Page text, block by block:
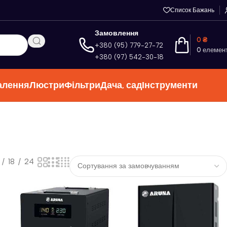
Список Бажань
Замовлення
+380 (95) 779-27-72
+380 (97) 542-30-18
0
0 ₴
ЛюстриФільтриДача, садІнструменти
18 24